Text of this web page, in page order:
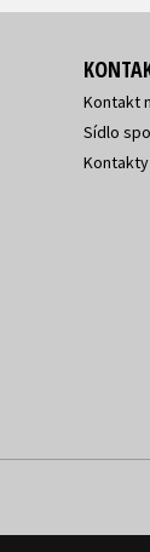
Kontakt
Sídlo